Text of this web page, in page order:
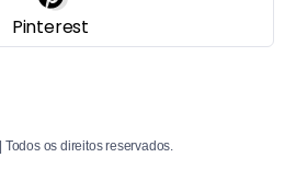
Pinterest
os direitos reservados.